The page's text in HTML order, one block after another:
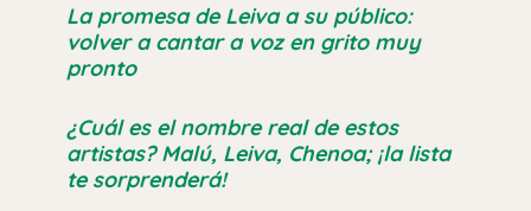
La promesa de Leiva a su público:
volver a cantar a voz en grito muy
pronto
¿Cuál es el nombre real de estos
artistas? Malú, Leiva, Chenoa; ¡la lista
te sorprenderá!